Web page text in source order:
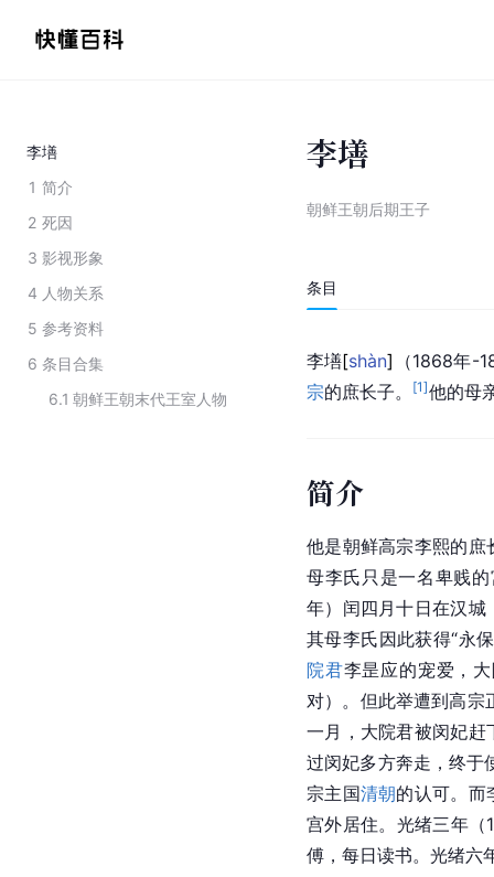
李墡
1 简介
2 死因
3 影视形象
4 人物关系
5 参考资料
6 条目合集
6.1 朝鲜王朝末代王室人物
李墡
朝鲜王朝后期王子
条目
李墡[shàn]
（1868年-
宗的庶长子。 [1]他的母
简介
他是朝鲜高宗李熙的庶
母李氏 只是一名卑贱
年）闰四月十日在汉城
其母李氏因此获得“永
院君李昰应的宠爱，
对）。但此举遭到高宗
一月，大院君被闵妃赶
过闵妃多方奔走，终于
宗主国清朝的认可。而
宫外居住。光绪三年（
傅，每日读书。 光绪六